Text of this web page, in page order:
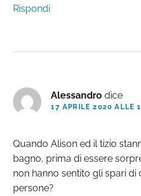
Rispondi
Alessandro dice
17 APRILE 2020 ALLE
Quando Alison ed il tizio
bagno, prima di essere
non hanno sentito gli spari
persone?